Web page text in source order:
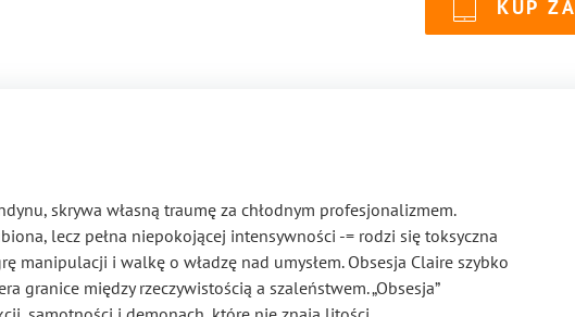
KUP ZA
skrywa własną traumę za chłodnym profesjonalizmem.
lecz pełna niepokojącej intensywności -= rodzi się toksyczna
manipulacji i walkę o władzę nad umysłem. Obsesja Claire szybko
granice między rzeczywistością a szaleństwem. „Obsesja”